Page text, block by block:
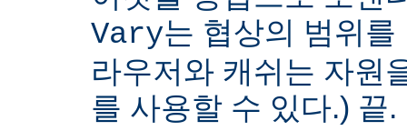
Vary는 협상의 범위
라우저와 캐쉬는 자원
를 사용할 수 있다.) 끝.